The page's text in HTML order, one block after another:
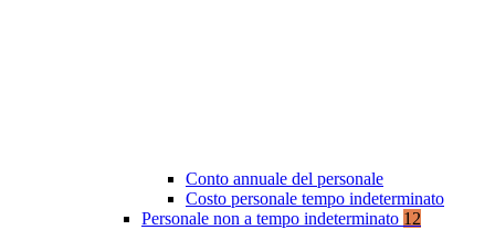
Conto annuale del personale
Costo personale tempo indeterminato
Personale non a tempo indeterminato 12